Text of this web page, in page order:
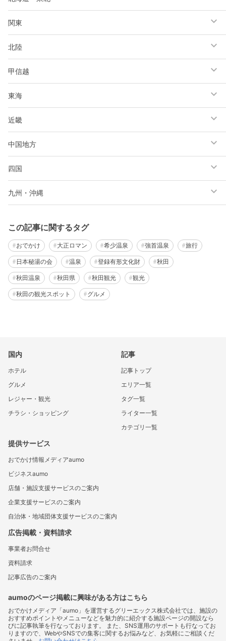
関東
北陸
甲信越
東海
近畿
中国地方
四国
九州・沖縄
この記事に関するタグ
おでかけ 大正ロマン 希少温泉 強首温泉 旅行
日本秘湯の会 温泉 登録有形文化財 秋田
秋田温泉 秋田県 秋田観光 観光
秋田の観光スポット グルメ
国内
ホテル
グルメ
レジャー・観光
チラシ・ショッピング
記事
記事トップ
エリア一覧
タグ一覧
ライター一覧
カテゴリ一覧
提供サービス
おでかけ情報メディアaumo
ビジネスaumo
店舗・施設支援サービスのご案内
企業支援サービスのご案内
自治体・地域団体支援サービスのご案内
広告掲載・資料請求
事業者お問合せ
資料請求
記事広告のご案内
aumoのページ掲載に興味がある方はこちら
おでかけメディア「aumo」を運営するグリーエックス株式会社では、施設の
おすすめポイントやメニューなどを魅力的に紹介する施設ページの開設なら
びに記事執筆を行なっております。 また、SNS運用のサポートも行なってお
りますので、WebやSNSでの集客に関するお悩みなど、お気軽にご相談くだ